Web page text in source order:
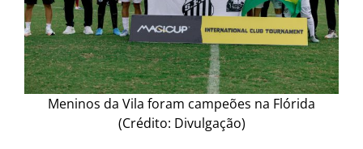
Meninos da Vila foram campeões na Flórida
(Crédito: Divulgação)